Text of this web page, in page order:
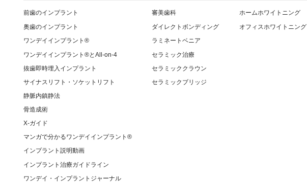
前歯のインプラント
奥歯のインプラント
ワンデイインプラント®
ワンデイインプラント®とAll-on-4
抜歯即時埋入インプラント
サイナスリフト・ソケットリフト
静脈内鎮静法
骨造成術
X-ガイド
マンガで分かるワンデイインプラント®
インプラント説明動画
インプラント治療ガイドライン
ワンデイ・インプラントジャーナル
審美歯科
ダイレクトボンディング
ラミネートベニア
セラミック治療
セラミッククラウン
セラミックブリッジ
ホームホワイトニング
オフィスホワイトニング